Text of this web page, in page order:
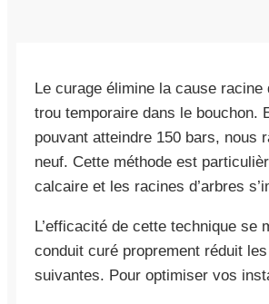
Le curage élimine la cause racine
trou temporaire dans le bouchon.
pouvant atteindre 150 bars, nous
neuf. Cette méthode est
calcaire et les racines d’arbres
L’efficacité de cette technique
conduit curé proprement réduit
suivantes. Pour optimiser vos